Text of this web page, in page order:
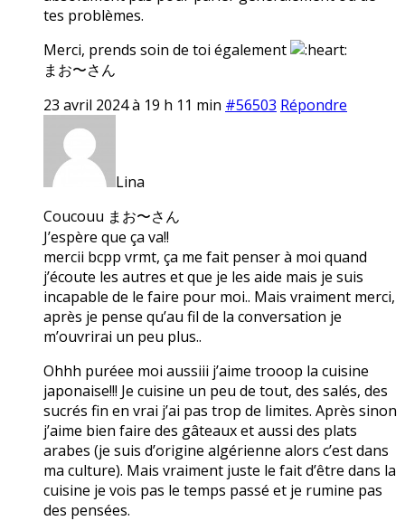
tes problèmes.
Merci, prends soin de toi également
まお〜さん
23 avril 2024 à 19 h 11 min #56503 Répondre
Lina
Coucouu まお〜さん
J’espère que ça va!!
mercii bcpp vrmt, ça me fait penser à moi quand
j’écoute les autres et que je les aide mais je suis
incapable de le faire pour moi.. Mais vraiment merci,
après je pense qu’au fil de la conversation je
m’ouvrirai un peu plus..
Ohhh puréee moi aussiii j’aime trooop la cuisine
japonaise!!! Je cuisine un peu de tout, des salés, des
sucrés fin en vrai j’ai pas trop de limites. Après sinon
j’aime bien faire des gâteaux et aussi des plats
arabes (je suis d’origine algérienne alors c’est dans
ma culture). Mais vraiment juste le fait d’être dans la
cuisine je vois pas le temps passé et je rumine pas
des pensées.